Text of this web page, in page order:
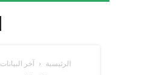
الرئيسية آخر البيانات